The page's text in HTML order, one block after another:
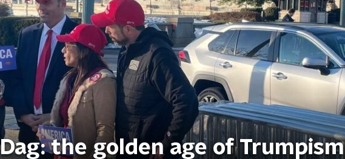
the golden age of Trumpism